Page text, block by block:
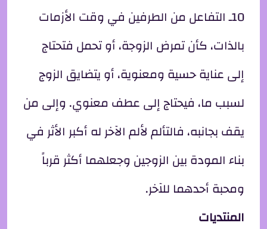
10ـ التفاعل من الطرفين في وقت الأزمات
بالذات، كأن تمرض الزوجة، أو تحمل فتحتاج
إلى عناية حسية ومعنوية، أو يتضايق الزوج
لسبب ما، فيحتاج إلى عطف معنوي. وإلى من
يقف بجانبه، فالتألم لألم الآخر له أكبر الأثر في
بناء المودة بين الزوجين وجعلهما أكثر قرباً
ومحبة أحدهما للآخر.
المنتديات